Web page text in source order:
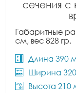
сечения с
Габаритные
см, вес 828 гр.
Длина 390
Ширина
Высота